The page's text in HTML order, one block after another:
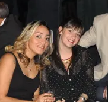
vida